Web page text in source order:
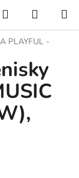
Hledat
KOŠÍK
PLAYFUL -